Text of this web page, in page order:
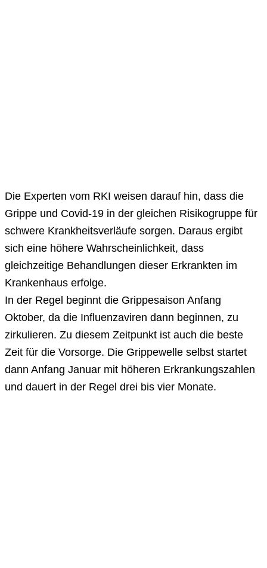
Die Experten vom RKI weisen darauf hin, dass die
Grippe und Covid-19 in der gleichen Risikogruppe für
schwere Krankheitsverläufe sorgen. Daraus ergibt
sich eine höhere Wahrscheinlichkeit, dass
gleichzeitige Behandlungen dieser Erkrankten im
Krankenhaus erfolge.
In der Regel beginnt die Grippesaison Anfang
Oktober, da die Influenzaviren dann beginnen, zu
zirkulieren. Zu diesem Zeitpunkt ist auch die beste
Zeit für die Vorsorge. Die Grippewelle selbst startet
dann Anfang Januar mit höheren Erkrankungszahlen
und dauert in der Regel drei bis vier Monate.